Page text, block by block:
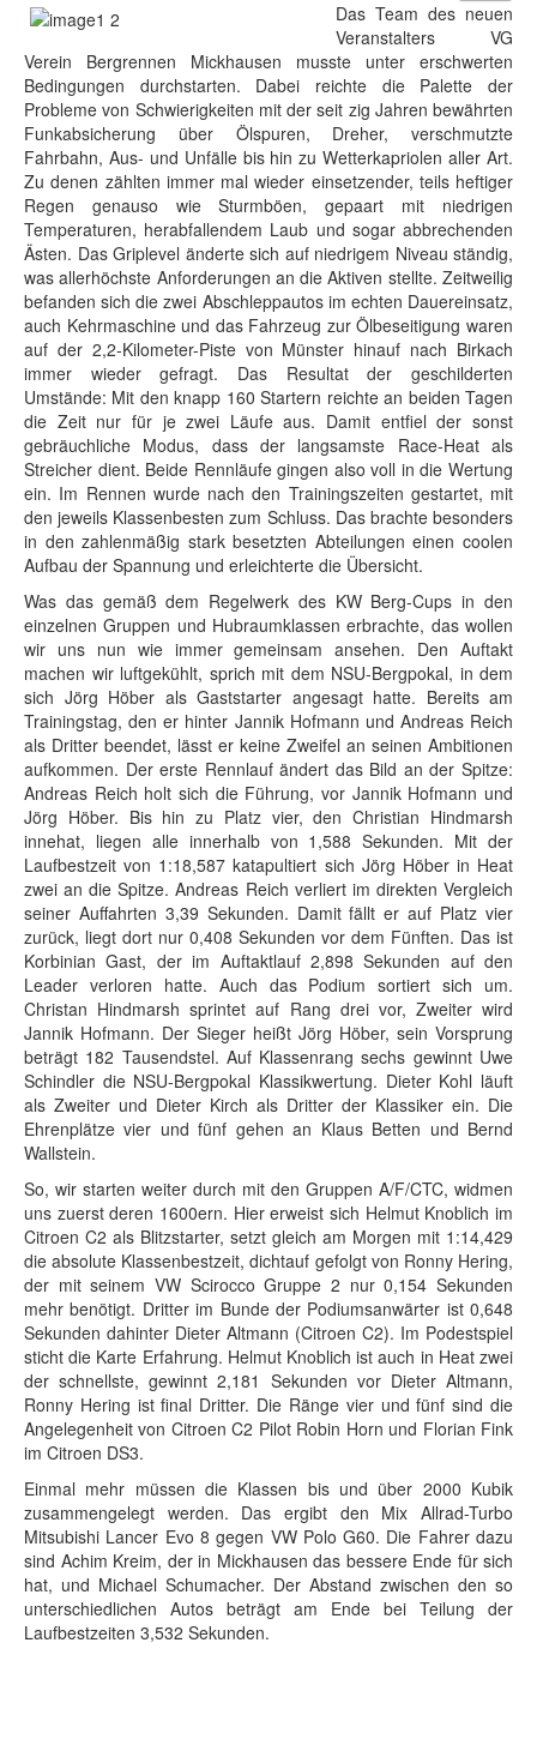
Das Team des neuen
Veranstalters VG
Verein Bergrennen Mickhausen musste unter erschwerten
Bedingungen durchstarten. Dabei reichte die Palette der
Probleme von Schwierigkeiten mit der seit zig Jahren bewährten
Funkabsicherung über Ölspuren, Dreher, verschmutzte
Fahrbahn, Aus- und Unfälle bis hin zu Wetterkapriolen aller Art.
Zu denen zählten immer mal wieder einsetzender, teils heftiger
Regen genauso wie Sturmböen, gepaart mit niedrigen
Temperaturen, herabfallendem Laub und sogar abbrechenden
Ästen. Das Griplevel änderte sich auf niedrigem Niveau ständig,
was allerhöchste Anforderungen an die Aktiven stellte. Zeitweilig
befanden sich die zwei Abschleppautos im echten Dauereinsatz,
auch Kehrmaschine und das Fahrzeug zur Ölbeseitigung waren
auf der 2,2-Kilometer-Piste von Münster hinauf nach Birkach
immer wieder gefragt. Das Resultat der geschilderten
Umstände: Mit den knapp 160 Startern reichte an beiden Tagen
die Zeit nur für je zwei Läufe aus. Damit entfiel der sonst
gebräuchliche Modus, dass der langsamste Race-Heat als
Streicher dient. Beide Rennläufe gingen also voll in die Wertung
ein. Im Rennen wurde nach den Trainingszeiten gestartet, mit
den jeweils Klassenbesten zum Schluss. Das brachte besonders
in den zahlenmäßig stark besetzten Abteilungen einen coolen
Aufbau der Spannung und erleichterte die Übersicht.
Was das gemäß dem Regelwerk des KW Berg-Cups in den
einzelnen Gruppen und Hubraumklassen erbrachte, das wollen
wir uns nun wie immer gemeinsam ansehen. Den Auftakt
machen wir luftgekühlt, sprich mit dem NSU-Bergpokal, in dem
sich Jörg Höber als Gaststarter angesagt hatte. Bereits am
Trainingstag, den er hinter Jannik Hofmann und Andreas Reich
als Dritter beendet, lässt er keine Zweifel an seinen Ambitionen
aufkommen. Der erste Rennlauf ändert das Bild an der Spitze:
Andreas Reich holt sich die Führung, vor Jannik Hofmann und
Jörg Höber. Bis hin zu Platz vier, den Christian Hindmarsh
innehat, liegen alle innerhalb von 1,588 Sekunden. Mit der
Laufbestzeit von 1:18,587 katapultiert sich Jörg Höber in Heat
zwei an die Spitze. Andreas Reich verliert im direkten Vergleich
seiner Auffahrten 3,39 Sekunden. Damit fällt er auf Platz vier
zurück, liegt dort nur 0,408 Sekunden vor dem Fünften. Das ist
Korbinian Gast, der im Auftaktlauf 2,898 Sekunden auf den
Leader verloren hatte. Auch das Podium sortiert sich um.
Christan Hindmarsh sprintet auf Rang drei vor, Zweiter wird
Jannik Hofmann. Der Sieger heißt Jörg Höber, sein Vorsprung
beträgt 182 Tausendstel. Auf Klassenrang sechs gewinnt Uwe
Schindler die NSU-Bergpokal Klassikwertung. Dieter Kohl läuft
als Zweiter und Dieter Kirch als Dritter der Klassiker ein. Die
Ehrenplätze vier und fünf gehen an Klaus Betten und Bernd
Wallstein.
So, wir starten weiter durch mit den Gruppen A/F/CTC, widmen
uns zuerst deren 1600ern. Hier erweist sich Helmut Knoblich im
Citroen C2 als Blitzstarter, setzt gleich am Morgen mit 1:14,429
die absolute Klassenbestzeit, dichtauf gefolgt von Ronny Hering,
der mit seinem VW Scirocco Gruppe 2 nur 0,154 Sekunden
mehr benötigt. Dritter im Bunde der Podiumsanwärter ist 0,648
Sekunden dahinter Dieter Altmann (Citroen C2). Im Podestspiel
sticht die Karte Erfahrung. Helmut Knoblich ist auch in Heat zwei
der schnellste, gewinnt 2,181 Sekunden vor Dieter Altmann,
Ronny Hering ist final Dritter. Die Ränge vier und fünf sind die
Angelegenheit von Citroen C2 Pilot Robin Horn und Florian Fink
im Citroen DS3.
Einmal mehr müssen die Klassen bis und über 2000 Kubik
zusammengelegt werden. Das ergibt den Mix Allrad-Turbo
Mitsubishi Lancer Evo 8 gegen VW Polo G60. Die Fahrer dazu
sind Achim Kreim, der in Mickhausen das bessere Ende für sich
hat, und Michael Schumacher. Der Abstand zwischen den so
unterschiedlichen Autos beträgt am Ende bei Teilung der
Laufbestzeiten 3,532 Sekunden.